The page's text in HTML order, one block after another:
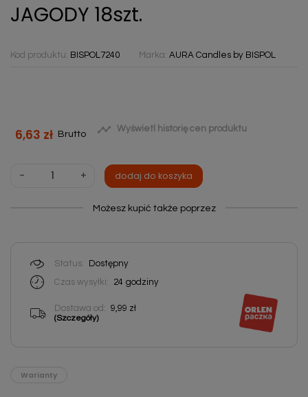
JAGODY 18szt.
Kod produktu: BISPOL7240 Marka: AURA Candles by BISPOL
6,63 zł Brutto  Wyświetl historię cen produktu
- + dodaj do koszyka
Możesz kupić także poprzez
Status:
Dostępny
Czas wysyłki:
24 godziny
Dostawa od: 9,99 zł
(Szczegóły)
Warianty